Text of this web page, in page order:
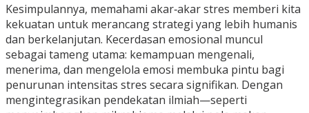
Kesimpulannya, memahami akar‑akar stres memberi kita
kekuatan untuk merancang strategi yang lebih humanis
dan berkelanjutan. Kecerdasan emosional muncul
sebagai tameng utama: kemampuan mengenali,
menerima, dan mengelola emosi membuka pintu bagi
penurunan intensitas stres secara signifikan. Dengan
mengintegrasikan pendekatan ilmiah—seperti